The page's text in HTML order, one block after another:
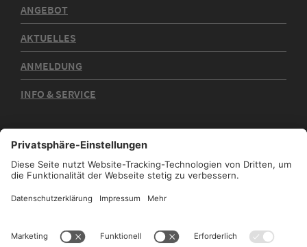
ANGEBOT
AKTUELLES
ANMELDUNG
INFO & SERVICE
Kontakt
Datenschutz
Sitemap
Stadtplan